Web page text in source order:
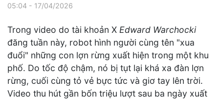
05:04 - 17/04/2026
Trong video do tài khoản X Edward Warchocki
đăng tuần này, robot hình người cùng tên "xua
đuổi" những con lợn rừng xuất hiện trong một khu
phố. Do tốc độ chậm, nó bị tụt lại khá xa đàn lợn
rừng, cuối cùng tỏ vẻ bực tức và giơ tay lên trời.
Video thu hút gần bốn triệu lượt sau ba ngày xuất